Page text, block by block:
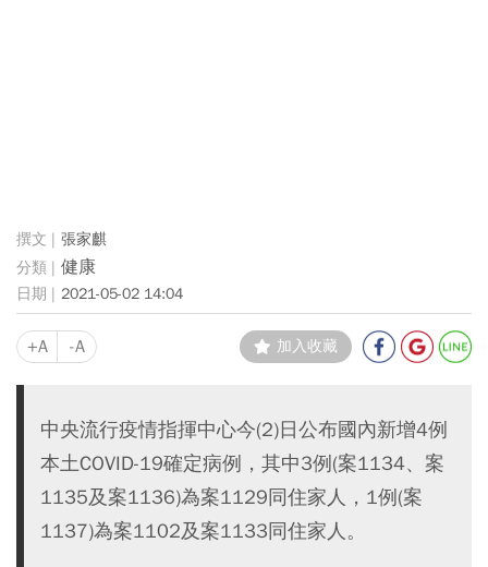
張家麒
健康
2021-05-02 14:04
+A -A 加入收藏
中央流行疫情指揮中心今(2)日公布國內新增4例
本土COVID-19確定病例，其中3例(案1134、案
1135及案1136)為案1129同住家人，1例(案
1137)為案1102及案1133同住家人。